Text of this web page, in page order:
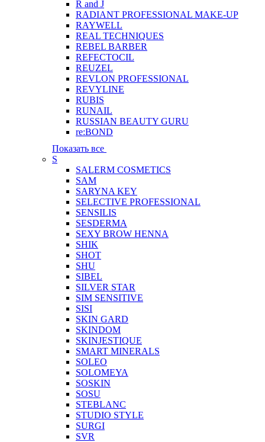
R and J
RADIANT PROFESSIONAL MAKE-UP
RAYWELL
REAL TECHNIQUES
REBEL BARBER
REFECTOCIL
REUZEL
REVLON PROFESSIONAL
REVYLINE
RUBIS
RUNAIL
RUSSIAN BEAUTY GURU
re:BOND
Показать все
S
SALERM COSMETICS
SAM
SARYNA KEY
SELECTIVE PROFESSIONAL
SENSILIS
SESDERMA
SEXY BROW HENNA
SHIK
SHOT
SHU
SIBEL
SILVER STAR
SIM SENSITIVE
SISI
SKIN GARD
SKINDOM
SKINJESTIQUE
SMART MINERALS
SOLEO
SOLOMEYA
SOSKIN
SOSU
STEBLANC
STUDIO STYLE
SURGI
SVR